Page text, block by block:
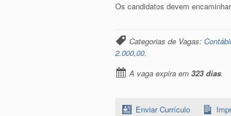
Os candidatos devem
Categorias de Vagas:
2.000,00.
A vaga expira em 323 dias.
Enviar Currículo